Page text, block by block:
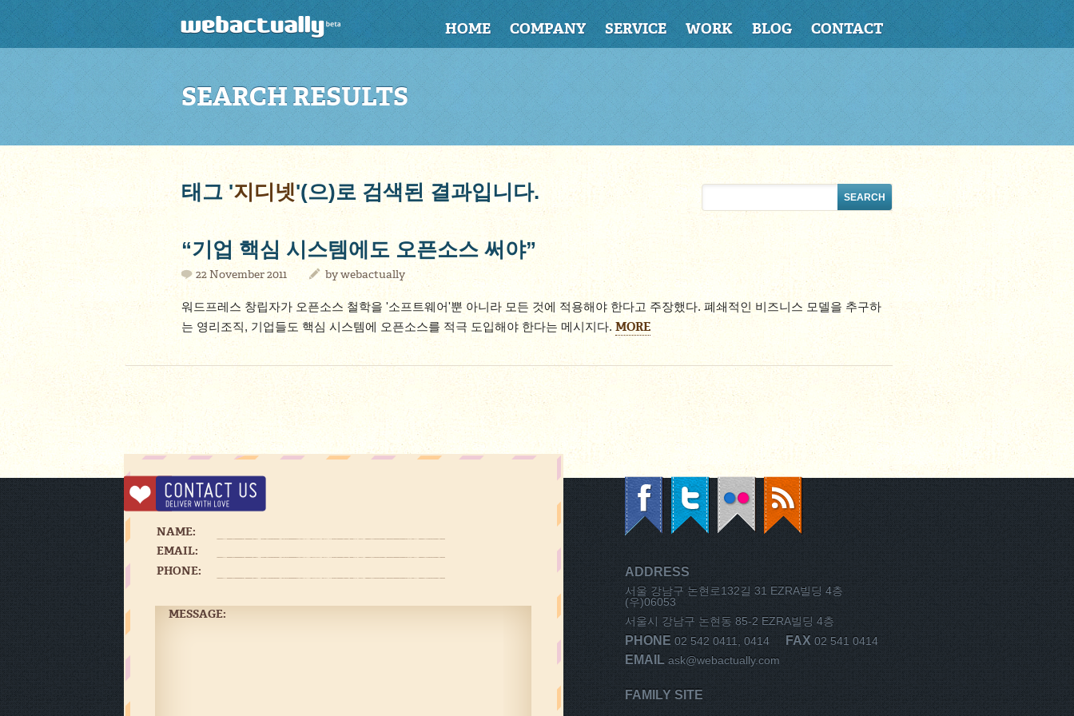
HOME COMPANY SERVICE WORK BLOG CONTACT
SEARCH RESULTS
태그 '지디넷'(으)로 검색된 결과입니다.
“기업 핵심 시스템에도 오픈소스 써야”
22 November 2011 bywebactually
워드프레스 창립자가 오픈소스 철학을 '소프트웨어'뿐 아니라 모든 것에 적용해야 한다고 주장했다. 폐쇄적인 비즈니스 모델을 추구하
는 영리조직, 기업들도 핵심 시스템에 오픈소스를 적극 도입해야 한다는 메시지다. MORE
ADDRESS
서울 강남구 논현로132길 31 EZRA빌딩 4층
(우)06053
서울시 강남구 논현동 85-2 EZRA빌딩 4층
PHONE 02 542 0411, 0414 FAX 02 541 0414
EMAIL ask@webactually.com
FAMILY SITE
NAME:
EMAIL:
PHONE:
MESSAGE: